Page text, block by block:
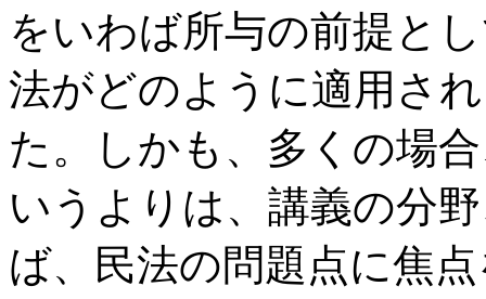
をいわば所与の前提と
法がどのように適用さ
た。しかも、多くの場
いうよりは、講義の分
ば、民法の問題点に焦